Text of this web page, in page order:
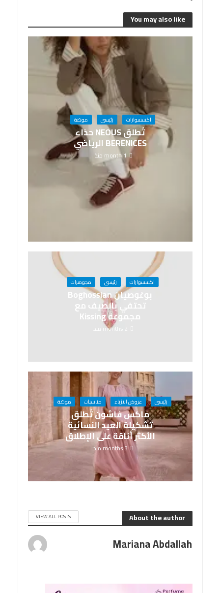
You may also like
اكسسوارات رئيسى موضة
تُطلق NEOUS حذاء
BERENICES الرياضي
1 month منذ
اكسسوارات رئيسى مجوهرات
بوغوصيان Boghossian
تحتفي بالصيف مع
مجموعة Kissing
2 months منذ
رئيسى عروض الازياء مناسبات موضة
ماكس فاشون تُطلق
تشكيلة العيد النسائية
الأكثر أناقة على الإطلاق
3 months منذ
About the author
VIEW ALL POSTS
Mariana Abdallah